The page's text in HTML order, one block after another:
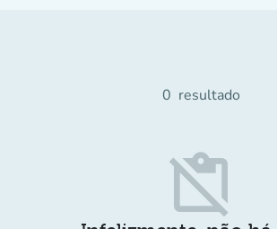
0 resultado
content_paste_off